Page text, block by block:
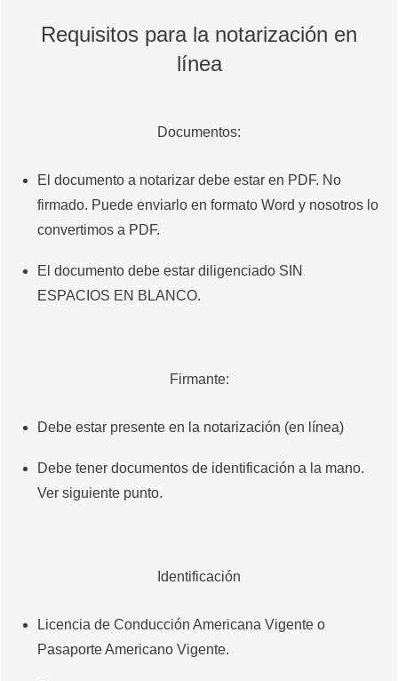
Requisitos para la notarización en
línea
Documentos:
El documento a notarizar debe estar en PDF. No
firmado. Puede enviarlo en formato Word y nosotros lo
convertimos a PDF.
El documento debe estar diligenciado SIN
ESPACIOS EN BLANCO.
Firmante:
Debe estar presente en la notarización (en línea)
Debe tener documentos de identificación a la mano.
Ver siguiente punto.
Identificación
Licencia de Conducción Americana Vigente o
Pasaporte Americano Vigente.